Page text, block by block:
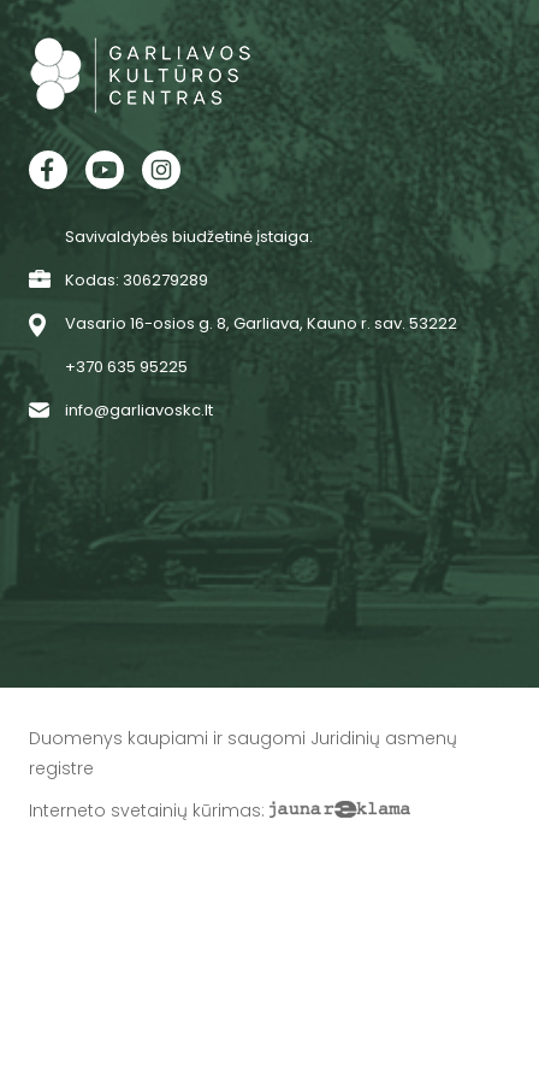
Savivaldybės biudžetinė įstaiga.
Kodas: 306279289
Vasario 16-osios g. 8, Garliava, Kauno r. sav. 53222
+370 635 95225
info@garliavoskc.lt
Duomenys kaupiami ir saugomi Juridinių asmenų
registre
Interneto svetainių kūrimas: